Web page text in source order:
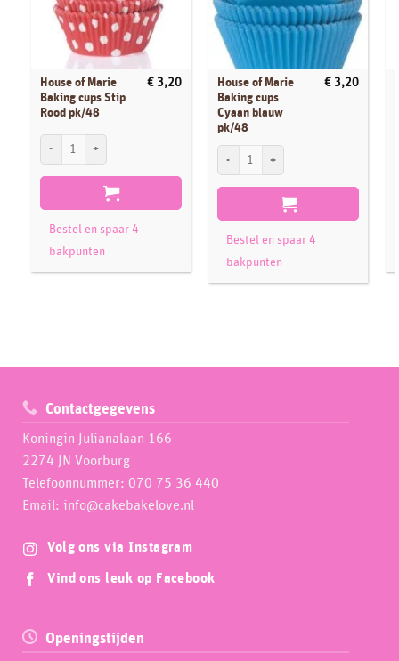
House of Marie
Baking cups Stip
Rood pk/48
€ 3,20
House of Marie Baking cups Stip Rood pk/48 aantal
Bestel en spaar 4
bakpunten
House of Marie
Baking cups
Cyaan blauw
pk/48
€ 3,20
House of Marie Baking cups Cyaan
Bestel en spaar 4
bakpunten
Contactgegevens
Koningin Julianalaan 166
2274 JN Voorburg
Telefoonnummer: 070 75 36 440
Email: info@cakebakelove.nl
Volg ons via Instagram
Vind ons leuk op Facebook
Openingstijden